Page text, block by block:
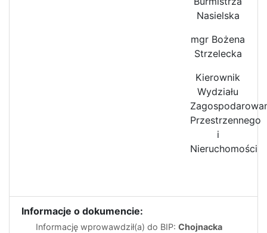
Nasielska
mgr Bożena
Strzelecka
Kierownik
Wydziału
Przestrzennego
i
Nieruchomości
Informacje o dokumencie:
Informację wprowawdził(a) do BIP: Chojnacka